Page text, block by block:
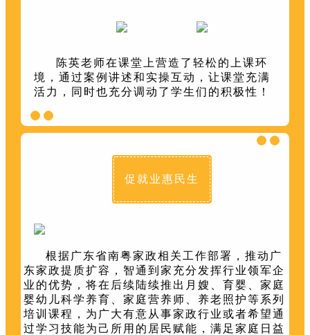
陈英老师在课堂上营造了轻松的上课环
境，通过案例讲述和实操互动，让课堂充满
活力，同时也充分调动了学生们的积极性！
促就业惠民生
根据广东省南粤家政相关工作部署，推动广
东家政提质扩容，智通到家充分发挥行业领军企
业的优势，将在后续陆续推出月嫂、育婴、家庭
婴幼儿科学养育、家庭营养师、养老照护等系列
培训课程，为广大有意从事家政行业或者希望通
过学习技能为己所用的居民赋能，满足家庭日益